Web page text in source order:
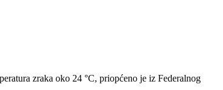
zraka oko 24 °C, priopćeno je iz Federalnog